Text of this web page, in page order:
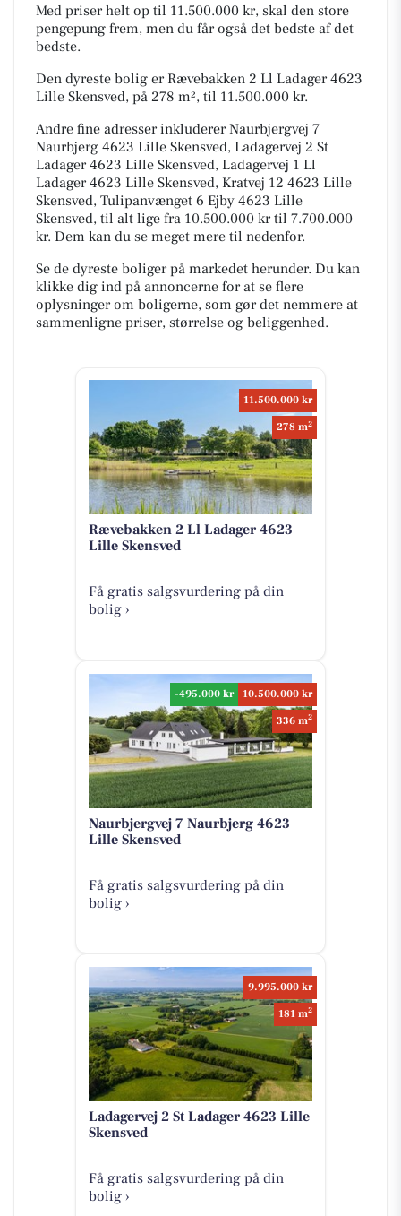
Med priser helt op til 11.500.000 kr, skal den store
pengepung frem, men du får også det bedste af det
bedste.
Den dyreste bolig er Rævebakken 2 Ll Ladager 4623
Lille Skensved, på 278 m², til 11.500.000 kr.
Andre fine adresser inkluderer Naurbjergvej 7
Naurbjerg 4623 Lille Skensved, Ladagervej 2 St
Ladager 4623 Lille Skensved, Ladagervej 1 Ll
Ladager 4623 Lille Skensved, Kratvej 12 4623 Lille
Skensved, Tulipanvænget 6 Ejby 4623 Lille
Skensved, til alt lige fra 10.500.000 kr til 7.700.000
kr. Dem kan du se meget mere til nedenfor.
Se de dyreste boliger på markedet herunder. Du kan
klikke dig ind på annoncerne for at se flere
oplysninger om boligerne, som gør det nemmere at
sammenligne priser, størrelse og beliggenhed.
11.500.000 kr
278 m2
Rævebakken 2 Ll Ladager 4623
Lille Skensved
Få gratis salgsvurdering på din
bolig ›
-495.000 kr
10.500.000 kr
336 m2
Naurbjergvej 7 Naurbjerg 4623
Lille Skensved
Få gratis salgsvurdering på din
bolig ›
9.995.000 kr
181 m2
Ladagervej 2 St Ladager 4623 Lille
Skensved
Få gratis salgsvurdering på din
bolig ›